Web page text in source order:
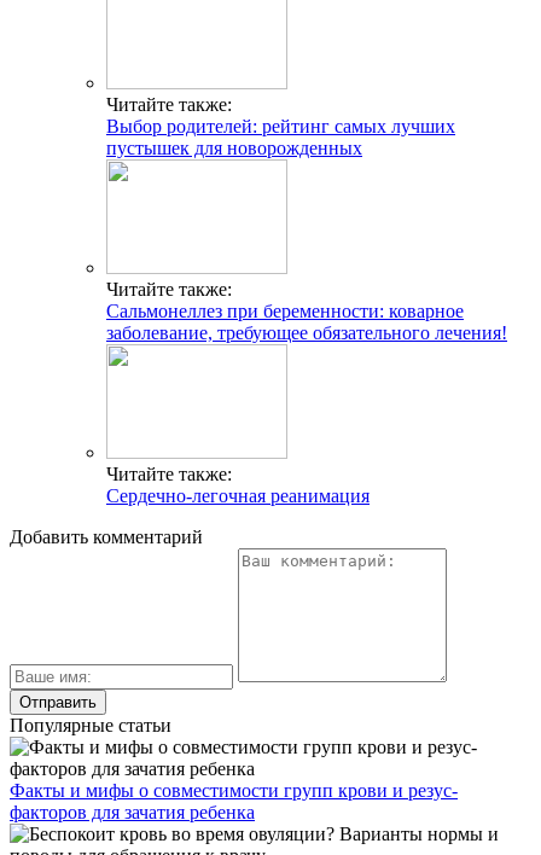
Читайте также:
Выбор родителей: рейтинг самых лучших
пустышек для новорожденных
Читайте также:
Сальмонеллез при беременности: коварное
заболевание, требующее обязательного лечения!
Читайте также:
Сердечно-легочная реанимация
Добавить комментарий
Популярные статьи
Факты и мифы о совместимости групп крови и резус-
факторов для зачатия ребенка